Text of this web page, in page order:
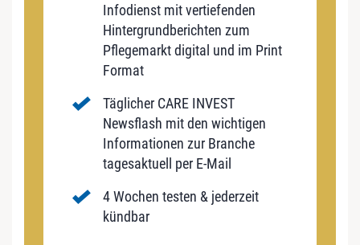
Infodienst mit vertiefenden
Hintergrundberichten zum
Pflegemarkt digital und im Print
Format
Täglicher CARE INVEST
Newsflash mit den wichtigen
Informationen zur Branche
tagesaktuell per E-Mail
4 Wochen testen & jederzeit
kündbar